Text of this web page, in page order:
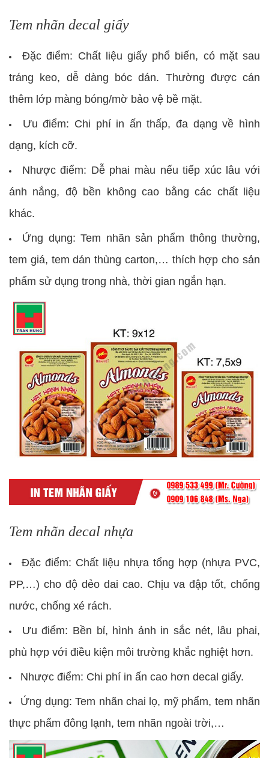
Tem nhãn decal giấy
Đặc điểm: Chất liệu giấy phổ biến, có mặt sau
tráng keo, dễ dàng bóc dán. Thường được cán
thêm lớp màng bóng/mờ bảo vệ bề mặt.
Ưu điểm: Chi phí in ấn thấp, đa dạng về hình
dạng, kích cỡ.
Nhược điểm: Dễ phai màu nếu tiếp xúc lâu với
ánh nắng, độ bền không cao bằng các chất liệu
khác.
Ứng dụng: Tem nhãn sản phẩm thông thường,
tem giá, tem dán thùng carton,… thích hợp cho sản
phẩm sử dụng trong nhà, thời gian ngắn hạn.
Tem nhãn decal nhựa
Đặc điểm: Chất liệu nhựa tổng hợp (nhựa PVC,
PP,…) cho độ dẻo dai cao. Chịu va đập tốt, chống
nước, chống xé rách.
Ưu điểm: Bền bỉ, hình ảnh in sắc nét, lâu phai,
phù hợp với điều kiện môi trường khắc nghiệt hơn.
Nhược điểm: Chi phí in ấn cao hơn decal giấy.
Ứng dụng: Tem nhãn chai lọ, mỹ phẩm, tem nhãn
thực phẩm đông lạnh, tem nhãn ngoài trời,…